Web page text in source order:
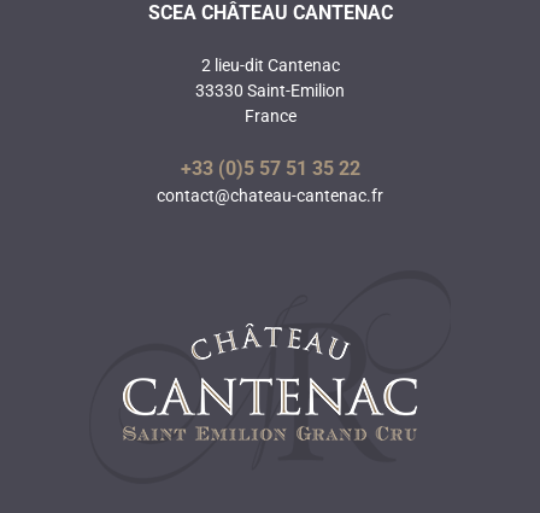
SCEA CHÂTEAU CANTENAC
2 lieu-dit Cantenac
33330 Saint-Emilion
France
+33 (0)5 57 51 35 22
contact@chateau-cantenac.fr